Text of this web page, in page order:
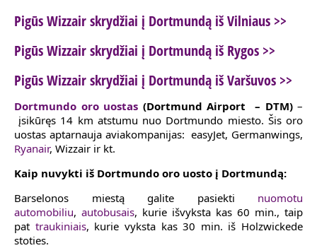
Pigūs Wizzair skrydžiai į Dortmundą iš Vilniaus >>
Pigūs Wizzair skrydžiai į Dortmundą iš Rygos >>
Pigūs Wizzair skrydžiai į Dortmundą iš Varšuvos >>
Dortmundo oro uostas (Dortmund Airport – DTM)–
įsikūręs 14 km atstumu nuo Dortmundo miesto. Šis oro
uostas aptarnauja aviakompanijas: easyJet, Germanwings,
Ryanair, Wizzair ir kt.
Kaip nuvykti iš Dortmundo oro uosto į Dortmundą:
Barselonos miestą galite pasiekti nuomotu
automobiliu, autobusais, kurie išvyksta kas 60 min., taip
pat traukiniais, kurie vyksta kas 30 min. iš Holzwickede
stoties.